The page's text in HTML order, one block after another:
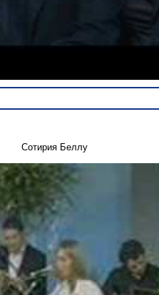
Сотирия Беллу